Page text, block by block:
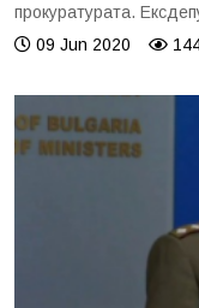
прокуратурата.
09 Jun 2020